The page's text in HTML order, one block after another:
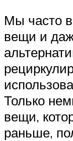
Мы часто
вещи и
Только
вещи,
раньше,